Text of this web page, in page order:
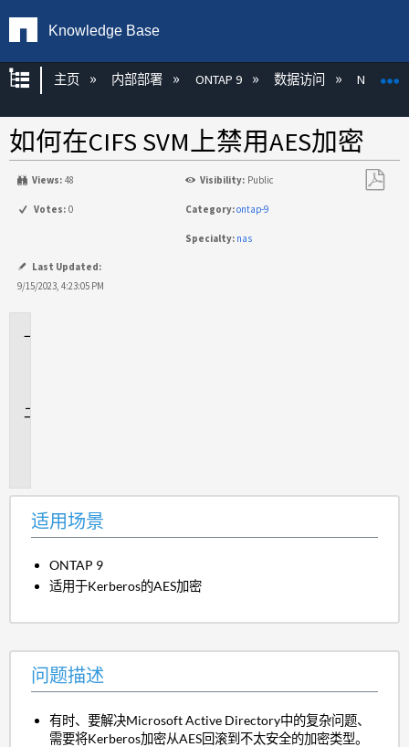
Knowledge Base
扩展/隐缩全局层次
主页 内部部署 ONTAP 9 数据访问 NAS
如何在CIFS SVM上禁用AES加密
Views: 48 Visibility: Public
Votes: 0 Category:ontap-9
Specialty: nas
Last Updated:
9/15/2023, 4:23:05 PM
适用场景
ONTAP 9
适用于Kerberos的AES加密
问题描述
有时、要解决Microsoft Active Directory中的复杂问题、
需要将Kerberos加密从AES回滚到不太安全的加密类型。